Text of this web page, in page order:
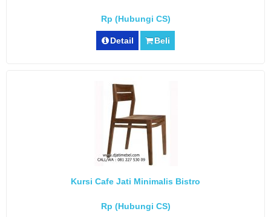
Rp (Hubungi CS)
Detail Beli
Kursi Cafe Jati Minimalis Bistro
Rp (Hubungi CS)